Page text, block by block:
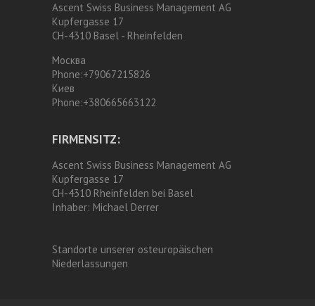
Ascent Swiss Business Management AG
Kupfergasse 17
CH-4310 Basel - Rheinfelden
Москва
Phone:+79067215826
Киев
Phone:+380665663122
FIRMENSITZ:
Ascent Swiss Business Management AG
Kupfergasse 17
CH-4310 Rheinfelden bei Basel
Inhaber: Michael Derrer
Standorte unserer osteuropäischen
Niederlassungen